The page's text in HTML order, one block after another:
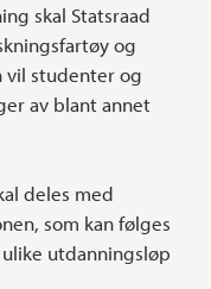
skal Statsraad
og
vil studenter og
av blant annet
deles med
som kan følges
utdanningsløp